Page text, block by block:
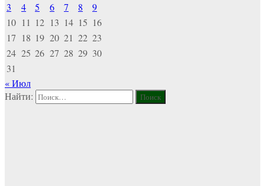
3
4 5 6 7 8
9
10 11 12 13 14 15 16
17 18 19 20 21 22 23
24 25 26 27 28 29 30
31
« Июл
Найти: